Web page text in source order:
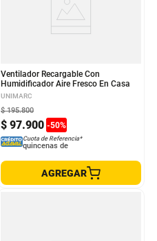
Ventilador Recargable Con
Humidificador Aire Fresco En Casa
UNIMARC
$ 97.900 -50%
$ 195.800
Cuota de Referencia*
quincenas de
AGREGAR